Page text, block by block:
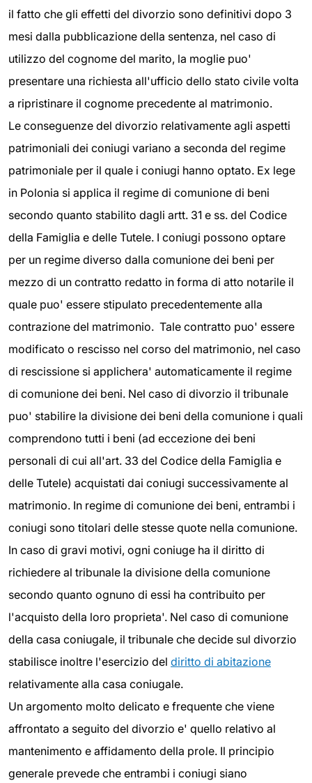
il fatto che gli effetti del divorzio sono definitivi dopo 3
mesi dalla pubblicazione della sentenza, nel caso di
utilizzo del cognome del marito, la moglie puo'
presentare una richiesta all'ufficio dello stato civile volta
a ripristinare il cognome precedente al matrimonio.
Le conseguenze del divorzio relativamente agli aspetti
patrimoniali dei coniugi variano a seconda del regime
patrimoniale per il quale i coniugi hanno optato. Ex lege
in Polonia si applica il regime di comunione di beni
secondo quanto stabilito dagli artt. 31 e ss. del Codice
della Famiglia e delle Tutele. I coniugi possono optare
per un regime diverso dalla comunione dei beni per
mezzo di un contratto redatto in forma di atto notarile il
quale puo' essere stipulato precedentemente alla
contrazione del matrimonio. Tale contratto puo' essere
modificato o rescisso nel corso del matrimonio, nel caso
di rescissione si applichera' automaticamente il regime
di comunione dei beni. Nel caso di divorzio il tribunale
puo' stabilire la divisione dei beni della comunione i quali
comprendono tutti i beni (ad eccezione dei beni
personali di cui all'art. 33 del Codice della Famiglia e
delle Tutele) acquistati dai coniugi successivamente al
matrimonio. In regime di comunione dei beni, entrambi i
coniugi sono titolari delle stesse quote nella comunione.
In caso di gravi motivi, ogni coniuge ha il diritto di
richiedere al tribunale la divisione della comunione
secondo quanto ognuno di essi ha contribuito per
l'acquisto della loro proprieta'. Nel caso di comunione
della casa coniugale, il tribunale che decide sul divorzio
stabilisce inoltre l'esercizio del diritto di abitazione
relativamente alla casa coniugale.
Un argomento molto delicato e frequente che viene
affrontato a seguito del divorzio e' quello relativo al
mantenimento e affidamento della prole. Il principio
generale prevede che entrambi i coniugi siano